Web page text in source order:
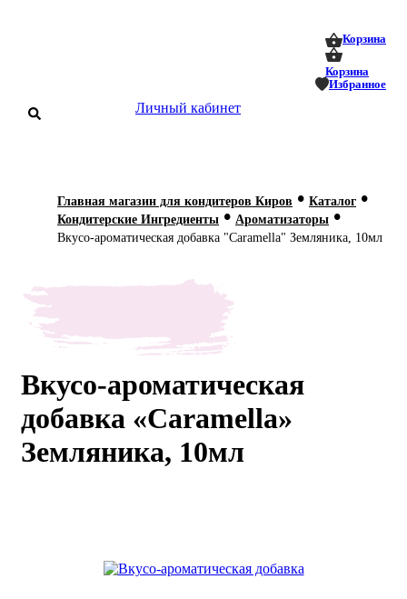
Корзина
Корзина
Избранное
Личный кабинет
О нас
Мастер-
классы
Главная магазин для кондитеров Киров • Каталог •
Кондитерские Ингредиенты • Ароматизаторы •
Вкусо-ароматическая добавка "Caramella" Земляника, 10мл
Вкусо-ароматическая
добавка «Caramella»
Земляника, 10мл